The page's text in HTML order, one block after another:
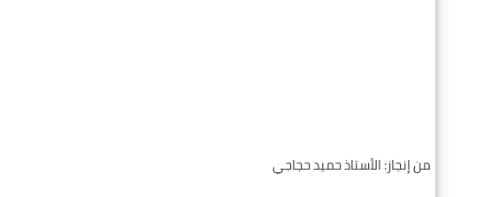
من إنجاز: الأستاذ حميد حجاجي